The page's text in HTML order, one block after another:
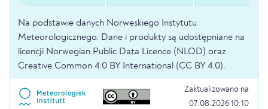
Na podstawie danych Norweskiego Instytutu
Meteorologicznego. Dane i produkty są udostępniane na
licencji Norwegian Public Data Licence (NLOD) oraz
Creative Common 4.0 BY International (CC BY 4.0).
Zaktualizowano na
07.08.2026 10:10